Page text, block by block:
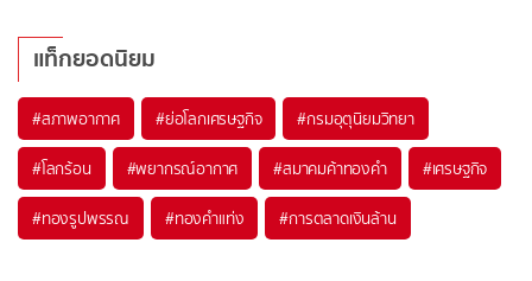
แท็กยอดนิยม
#สภาพอากาศ #ย่อโลกเศรษฐกิจ #กรมอุตุนิยมวิทยา
#โลกร้อน #พยากรณ์อากาศ #สมาคมค้าทองคำ #เศรษฐกิจ
#ทองรูปพรรณ #ทองคำแท่ง #การตลาดเงินล้าน